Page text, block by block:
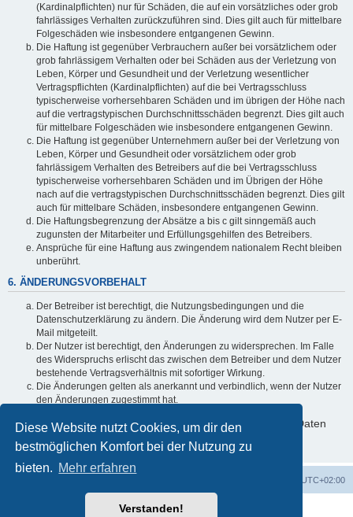
Diese Website nutzt Cookies, um dir den
bestmöglichen Komfort bei der Nutzung zu
bieten. Mehr erfahren
Verstanden!
(Kardinalpflichten) nur für Schäden, die auf ein vorsätzliches oder grob
fahrlässiges Verhalten zurückzuführen sind. Dies gilt auch für mittelbare
Folgeschäden wie insbesondere entgangenen Gewinn.
Die Haftung ist gegenüber Verbrauchern außer bei vorsätzlichem oder
grob fahrlässigem Verhalten oder bei Schäden aus der Verletzung von
Leben, Körper und Gesundheit und der Verletzung wesentlicher
Vertragspflichten (Kardinalpflichten) auf die bei Vertragsschluss
typischerweise vorhersehbaren Schäden und im übrigen der Höhe nach
auf die vertragstypischen Durchschnittsschäden begrenzt. Dies gilt auch
für mittelbare Folgeschäden wie insbesondere entgangenen Gewinn.
Die Haftung ist gegenüber Unternehmern außer bei der Verletzung von
Leben, Körper und Gesundheit oder vorsätzlichem oder grob
fahrlässigem Verhalten des Betreibers auf die bei Vertragsschluss
typischerweise vorhersehbaren Schäden und im Übrigen der Höhe
nach auf die vertragstypischen Durchschnittsschäden begrenzt. Dies gilt
auch für mittelbare Schäden, insbesondere entgangenen Gewinn.
Die Haftungsbegrenzung der Absätze a bis c gilt sinngemäß auch
zugunsten der Mitarbeiter und Erfüllungsgehilfen des Betreibers.
Ansprüche für eine Haftung aus zwingendem nationalem Recht bleiben
unberührt.
6. ÄNDERUNGSVORBEHALT
Der Betreiber ist berechtigt, die Nutzungsbedingungen und die
Datenschutzerklärung zu ändern. Die Änderung wird dem Nutzer per E-
Mail mitgeteilt.
Der Nutzer ist berechtigt, den Änderungen zu widersprechen. Im Falle
des Widerspruchs erlischt das zwischen dem Betreiber und dem Nutzer
bestehende Vertragsverhältnis mit sofortiger Wirkung.
Die Änderungen gelten als anerkannt und verbindlich, wenn der Nutzer
den Änderungen zugestimmt hat.
Informationen über den Umgang mit deinen persönlichen Daten
sind in der Datenschutzerklärung enthalten.
UTC+02:00
Powered byphpBB® Forum Software © phpBB Limited